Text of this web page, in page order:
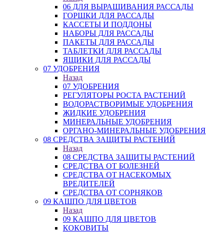
06 ДЛЯ ВЫРАЩИВАНИЯ РАССАДЫ
ГОРШКИ ДЛЯ РАССАДЫ
КАССЕТЫ И ПОДДОНЫ
НАБОРЫ ДЛЯ РАССАДЫ
ПАКЕТЫ ДЛЯ РАССАДЫ
ТАБЛЕТКИ ДЛЯ РАССАДЫ
ЯЩИКИ ДЛЯ РАССАДЫ
07 УДОБРЕНИЯ
Назад
07 УДОБРЕНИЯ
РЕГУЛЯТОРЫ РОСТА РАСТЕНИЙ
ВОДОРАСТВОРИМЫЕ УДОБРЕНИЯ
ЖИДКИЕ УДОБРЕНИЯ
МИНЕРАЛЬНЫЕ УДОБРЕНИЯ
ОРГАНО-МИНЕРАЛЬНЫЕ УДОБРЕНИЯ
08 СРЕДСТВА ЗАЩИТЫ РАСТЕНИЙ
Назад
08 СРЕДСТВА ЗАЩИТЫ РАСТЕНИЙ
СРЕДСТВА ОТ БОЛЕЗНЕЙ
СРЕДСТВА ОТ НАСЕКОМЫХ
ВРЕДИТЕЛЕЙ
СРЕДСТВА ОТ СОРНЯКОВ
09 КАШПО ДЛЯ ЦВЕТОВ
Назад
09 КАШПО ДЛЯ ЦВЕТОВ
КОКОВИТЫ